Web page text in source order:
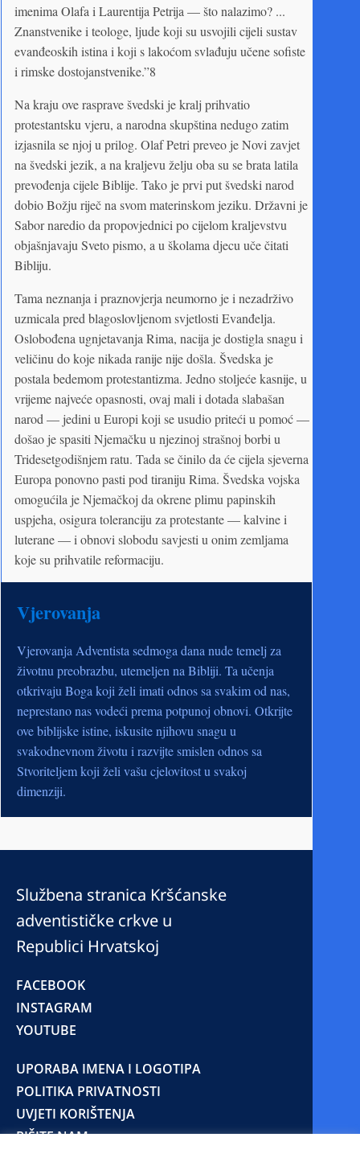
imenima Olafa i Laurentija Petrija — što nalazimo? ...
Znanstvenike i teologe, ljude koji su usvojili cijeli sustav
evanđeoskih istina i koji s lakoćom svlađuju učene sofiste
i rimske dostojanstvenike.”8
Na kraju ove rasprave švedski je kralj prihvatio
protestantsku vjeru, a narodna skupština nedugo zatim
izjasnila se njoj u prilog. Olaf Petri preveo je Novi zavjet
na švedski jezik, a na kraljevu želju oba su se brata latila
prevođenja cijele Biblije. Tako je prvi put švedski narod
dobio Božju riječ na svom materinskom jeziku. Državni je
Sabor naredio da propovjednici po cijelom kraljevstvu
objašnjavaju Sveto pismo, a u školama djecu uče čitati
Bibliju.
Tama neznanja i praznovjerja neumorno je i nezadrživo
uzmicala pred blagoslovljenom svjetlosti Evanđelja.
Oslobođena ugnjetavanja Rima, nacija je dostigla snagu i
veličinu do koje nikada ranije nije došla. Švedska je
postala bedemom protestantizma. Jedno stoljeće kasnije, u
vrijeme najveće opasnosti, ovaj mali i dotada slabašan
narod — jedini u Europi koji se usudio priteći u pomoć —
došao je spasiti Njemačku u njezinoj strašnoj borbi u
Tridesetgodišnjem ratu. Tada se činilo da će cijela sjeverna
Europa ponovno pasti pod tiraniju Rima. Švedska vojska
omogućila je Njemačkoj da okrene plimu papinskih
uspjeha, osigura toleranciju za protestante — kalvine i
luterane — i obnovi slobodu savjesti u onim zemljama
koje su prihvatile reformaciju.
Vjerovanja
Vjerovanja Adventista sedmoga dana nude temelj za
životnu preobrazbu, utemeljen na Bibliji. Ta učenja
otkrivaju Boga koji želi imati odnos sa svakim od nas,
neprestano nas vodeći prema potpunoj obnovi. Otkrijte
ove biblijske istine, iskusite njihovu snagu u
svakodnevnom životu i razvijte smislen odnos sa
Stvoriteljem koji želi vašu cjelovitost u svakoj
dimenziji.
Službena stranica Kršćanske
adventističke crkve u
Republici Hrvatskoj
FACEBOOK
INSTAGRAM
YOUTUBE
UPORABA IMENA I LOGOTIPA
POLITIKA PRIVATNOSTI
UVJETI KORIŠTENJA
PIŠITE NAM